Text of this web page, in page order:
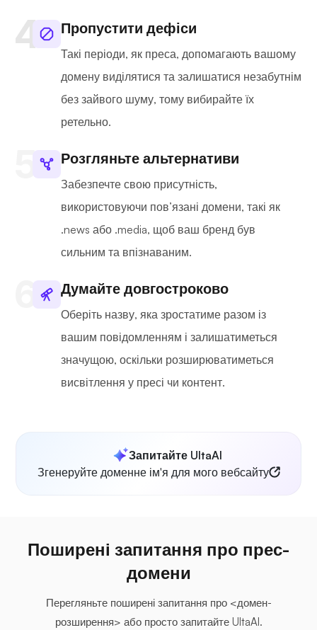
Пропустити дефіси
Такі періоди, як преса, допомагають вашому
домену виділятися та залишатися незабутнім
без зайвого шуму, тому вибирайте їх
ретельно.
Розгляньте альтернативи
Забезпечте свою присутність,
використовуючи пов’язані домени, такі як
.news або .media, щоб ваш бренд був
сильним та впізнаваним.
Думайте довгостроково
Оберіть назву, яка зростатиме разом із
вашим повідомленням і залишатиметься
значущою, оскільки розширюватиметься
висвітлення у пресі чи контент.
Запитайте UltaAI
Згенеруйте доменне ім'я для мого вебсайту
Поширені запитання про прес-
домени
Перегляньте поширені запитання про <домен-
розширення> або просто запитайте UltaAI.